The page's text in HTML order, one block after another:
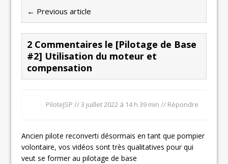
← Previous article
2 Commentaires le [Pilotage de Base
#2] Utilisation du moteur et
compensation
PiloteJSP // 3 juillet 2022 á 14 h 39 min // Répondre
Ancien pilote reconverti désormais en tant quepompier
volontaire, vos vidéos sont très qualitatives pour qui
veut se former au pilotage de base